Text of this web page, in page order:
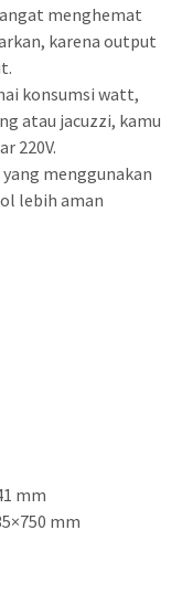
menghemat
karena output
konsumsi watt,
atau jacuzzi, kamu
220V.
menggunakan
lebih aman
mm
mm